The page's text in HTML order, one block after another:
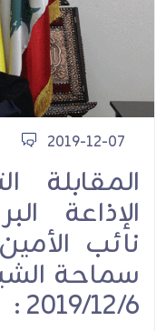
2019-12-07
المقابلة
نائب
سماحة
2019/12/6 :